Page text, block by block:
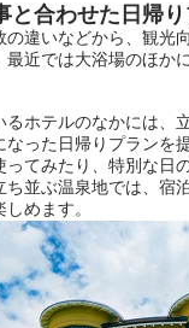
ベンチ」
のつぶや
談するこ
す。
、この特
10分無
ます。
、次は占
と合わせた日帰
の違いなどから、観光
最近では大浴場のほか
ホテルのなかには、
なった日帰りプランを
てみたり、特別な日
ち並ぶ温泉地では、宿
めます。